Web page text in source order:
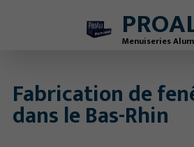
Menuiseries
Fabrication de
dans le Bas-Rhin